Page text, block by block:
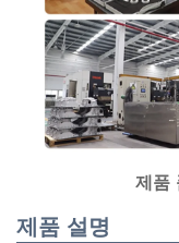
제품
제품 설명